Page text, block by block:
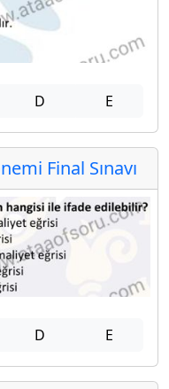
D E
Final Sınavı
D E